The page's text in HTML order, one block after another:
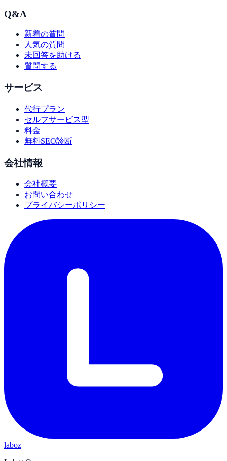
Q&A
新着の質問
人気の質問
未回答を助ける
質問する
サービス
代行プラン
セルフサービス型
料金
無料SEO診断
会社情報
会社概要
お問い合わせ
プライバシーポリシー
laboz